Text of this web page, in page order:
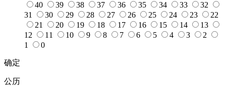
40
39 38 37 36 35 34 33
32
31
30 29 28 27 26 25 24 23
22
21
20 19 18 17 16 15 14
13
12
11 10 9 8 7 6 5 4 3
2
1
0
确定
公历